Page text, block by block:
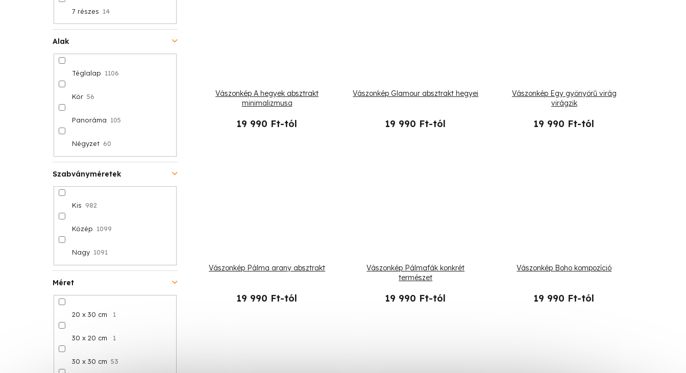
Méret
20 x 30 cm 1
30 x 20 cm 1
30 x 30 cm 53
7 részes 14
Alak
Téglalap 1106
Kör 56
Panoráma 105
Négyzet 60
Szabványméretek
Kis 982
Közép 1099
Nagy 1091
Vászonkép A hegyek absztrakt
minimalizmusa
19 990 Ft-tól
Vászonkép Glamour absztrakt hegyei
19 990 Ft-tól
Vászonkép Egy gyönyörű virág
virágzik
19 990 Ft-tól
Vászonkép Pálma arany absztrakt
19 990 Ft-tól
Vászonkép Pálmafák konkrét
természet
19 990 Ft-tól
Vászonkép Boho kompozíció
19 990 Ft-tól